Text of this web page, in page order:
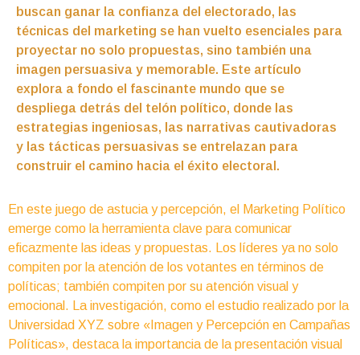
buscan ganar la confianza del electorado, las
técnicas del marketing se han vuelto esenciales para
proyectar no solo propuestas, sino también una
imagen persuasiva y memorable. Este artículo
explora a fondo el fascinante mundo que se
despliega detrás del telón político, donde las
estrategias ingeniosas, las narrativas cautivadoras
y las tácticas persuasivas se entrelazan para
construir el camino hacia el éxito electoral.
En este juego de astucia y percepción, el Marketing Político
emerge como la herramienta clave para comunicar
eficazmente las ideas y propuestas. Los líderes ya no solo
compiten por la atención de los votantes en términos de
políticas; también compiten por su atención visual y
emocional. La investigación, como el estudio realizado por la
Universidad XYZ sobre «Imagen y Percepción en Campañas
Políticas», destaca la importancia de la presentación visual